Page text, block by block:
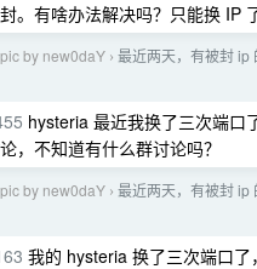
。有啥办法解决吗？只能换 IP
by new0daY › 最近两天，有被封 ip
hysteria 最近我换了三次端口
，不知道有什么群讨论吗？
by new0daY › 最近两天，有被封 ip
我的 hysteria 换了三次端口